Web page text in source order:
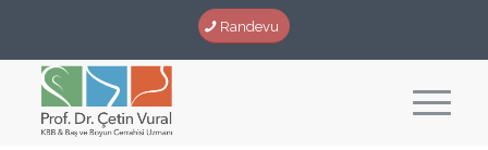
Randevu